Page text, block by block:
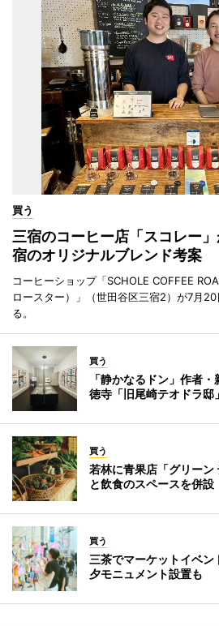
買う
三宿のコーヒー店「スコレー
宿のオリジナルブレンド考案
コーヒーショップ「SCHOLE COFFEE
ロースター）」（世田谷区三宿2）が7月
る。
買う
「静かなるドン」作者
徳寺「旧尾崎テオドラ邸
買う
若林に青果店「グリー
と飲食のスペースを併設
買う
三茶でマーケットイベ
夕モニュメント設置も